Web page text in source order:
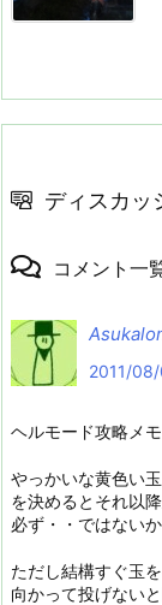
ディスカッ
コメント一
2011/
ヘルモード攻略メモ
やっかいな黄色い
を決めるとそれ以
必ず・・ではない
ただし結構すぐ玉
向かって投げない